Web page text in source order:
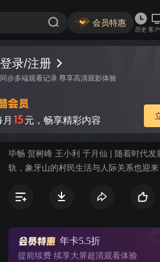
会员特惠
历史 客
登录/注册
同步多端观看记录 尊享高清观影体验
月 15元，畅享精彩内容
视频 讨论
乡村爱情小夜曲
7.0分 合家欢
毕畅 贺树峰 王小利 于月仙 | 随着时代发
轨，象牙山的村民生活与人际关系也迎来
年卡5.5折
提前续费 续享大屏超清观看体验